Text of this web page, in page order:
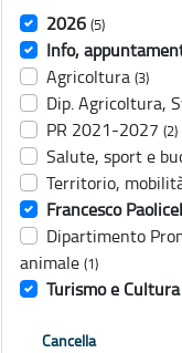
2026 (5)
Info,
Agricoltura (3)
Dip. Agricoltura,
PR 2021-2027 (2)
Salute, sport e
Territorio,
Francesco
Dipartimento
animale (1)
Turismo e Cultura
Cancella